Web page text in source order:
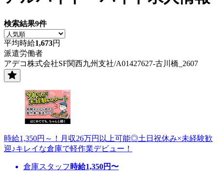
検索結果9件
平均時給1,673円
派遣労働者
アデコ株式会社SF関西九州支社/A01427627-古川橋_2607
時給1,350円～！月収26万円以上可能◎土日祝休み×未経験歓
迎♪キレイな倉庫で軽作業デビュー！
倉庫スタッフ 時給1,350円〜